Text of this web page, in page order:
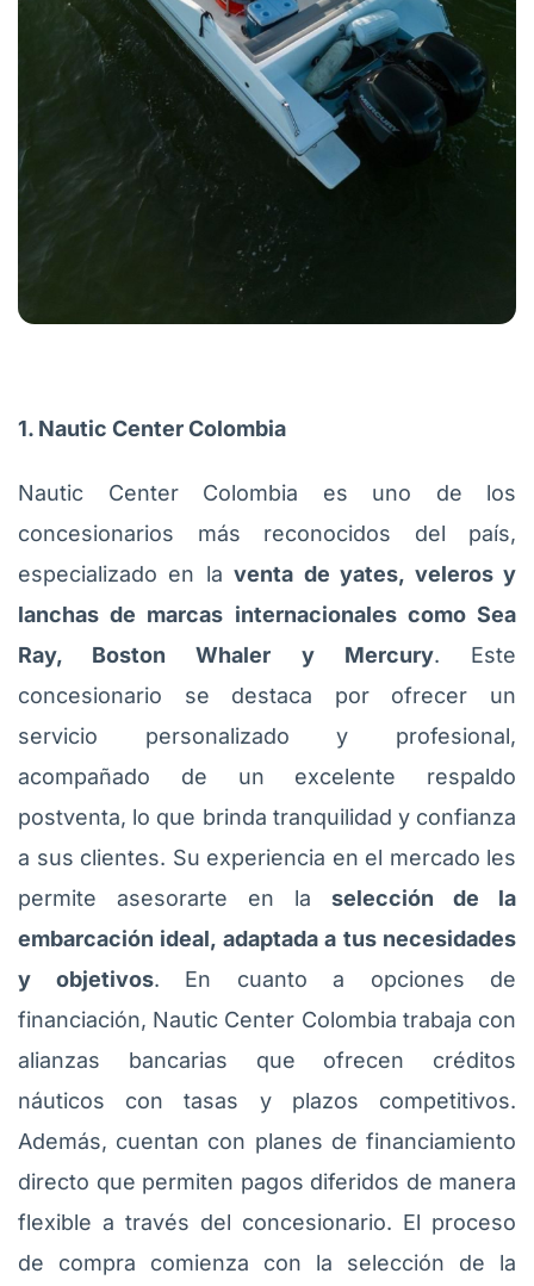
1. Nautic Center Colombia
Nautic Center Colombia es uno de los
concesionarios más reconocidos del país,
especializado en laventa de yates, veleros y
lanchas de marcas internacionales como Sea
Ray, Boston Whaler y Mercury. Este
concesionario se destaca por ofrecer un
servicio personalizado y profesional,
acompañado de un excelente respaldo
postventa, lo que brinda tranquilidad y confianza
a sus clientes. Su experiencia en el mercado les
permite asesorarte en la selección de la
embarcación ideal, adaptada a tus necesidades
y objetivos. En cuanto a opciones de
financiación, Nautic Center Colombia trabaja con
alianzas bancarias que ofrecen créditos
náuticos con tasas y plazos competitivos.
Además, cuentan con planes de financiamiento
directo que permiten pagos diferidos de manera
flexible a través del concesionario. El proceso
de compra comienza con la selección de la